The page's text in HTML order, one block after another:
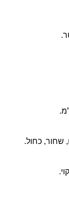
שחור, כחול.